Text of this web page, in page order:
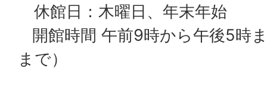
休館日：木曜日、年末年始
開館時間 午前9時から午後5時
まで）